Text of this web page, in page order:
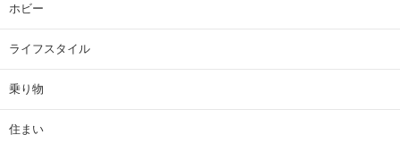
ホビー
ライフスタイル
乗り物
住まい